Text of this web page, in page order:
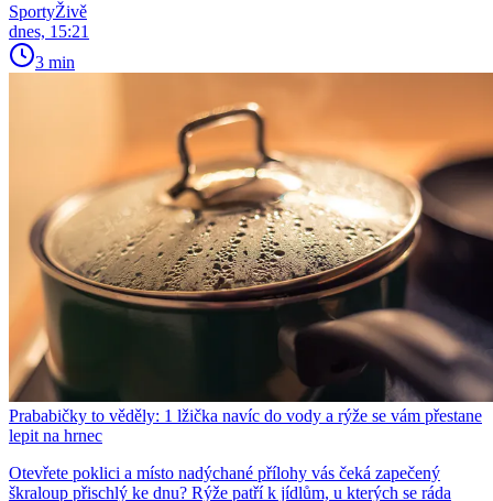
SportyŽivě
dnes, 15:21
3 min
Prababičky to věděly: 1 lžička navíc do vody a rýže se vám přestane
lepit na hrnec
Otevřete poklici a místo nadýchané přílohy vás čeká zapečený
škraloup přischlý ke dnu? Rýže patří k jídlům, u kterých se ráda